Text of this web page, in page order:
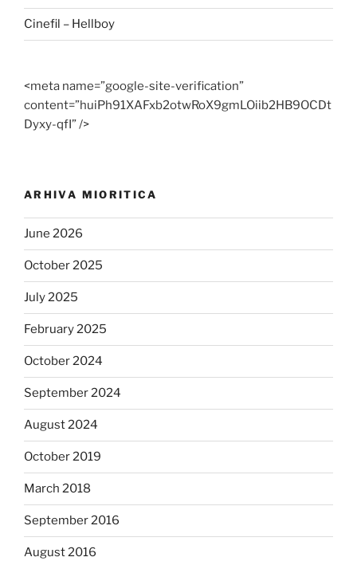
Cinefil – Hellboy
<meta name=”google-site-verification”
content=”huiPh91XAFxb2otwRoX9gmLOiib2HB9OCDt
Dyxy-qfI” />
ARHIVA MIORITICA
June 2026
October 2025
July 2025
February 2025
October 2024
September 2024
August 2024
October 2019
March 2018
September 2016
August 2016